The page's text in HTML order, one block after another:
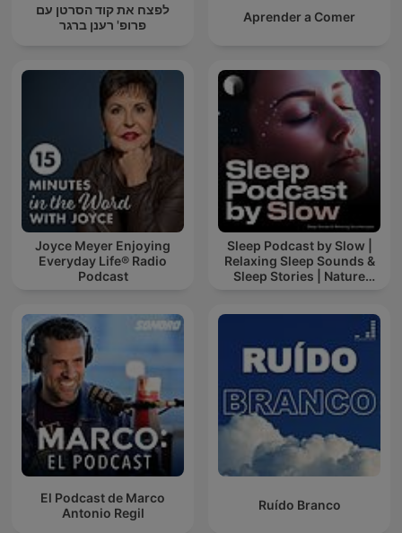
לפצח את קוד הסרטן עם
פרופ' רענן ברגר
Aprender a Comer
Joyce Meyer Enjoying
Everyday Life® Radio
Podcast
Sleep Podcast by Slow |
Relaxing Sleep Sounds &
Sleep Stories | Nature
El Podcast de Marco
Antonio Regil
Ruído Branco